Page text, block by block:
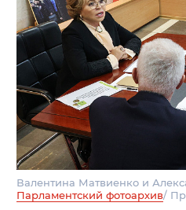
Валентина Матвиенко и
Парламентский фотоархив/